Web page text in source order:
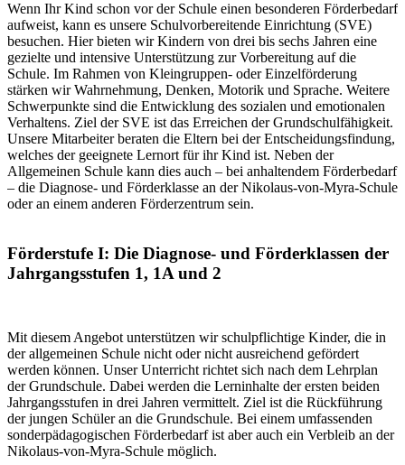
Wenn Ihr Kind schon vor der Schule einen besonderen Förderbedarf
aufweist, kann es unsere Schulvorbereitende Einrichtung (SVE)
besuchen. Hier bieten wir Kindern von drei bis sechs Jahren eine
gezielte und intensive Unterstützung zur Vorbereitung auf die
Schule. Im Rahmen von Kleingruppen- oder Einzelförderung
stärken wir Wahrnehmung, Denken, Motorik und Sprache. Weitere
Schwerpunkte sind die Entwicklung des sozialen und emotionalen
Verhaltens. Ziel der SVE ist das Erreichen der Grundschulfähigkeit.
Unsere Mitarbeiter beraten die Eltern bei der Entscheidungsfindung,
welches der geeignete Lernort für ihr Kind ist. Neben der
Allgemeinen Schule kann dies auch – bei anhaltendem Förderbedarf
– die Diagnose- und Förderklasse an der Nikolaus-von-Myra-Schule
oder an einem anderen Förderzentrum sein.
Förderstufe I: Die Diagnose- und Förderklassen der
Jahrgangsstufen 1, 1A und 2
Mit diesem Angebot unterstützen wir schulpflichtige Kinder, die in
der allgemeinen Schule nicht oder nicht ausreichend gefördert
werden können. Unser Unterricht richtet sich nach dem Lehrplan
der Grundschule. Dabei werden die Lerninhalte der ersten beiden
Jahrgangsstufen in drei Jahren vermittelt. Ziel ist die Rückführung
der jungen Schüler an die Grundschule. Bei einem umfassenden
sonderpädagogischen Förderbedarf ist aber auch ein Verbleib an der
Nikolaus-von-Myra-Schule möglich.